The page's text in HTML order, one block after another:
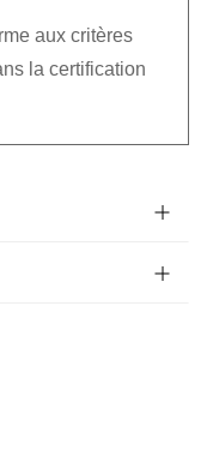
aux critères
la certification